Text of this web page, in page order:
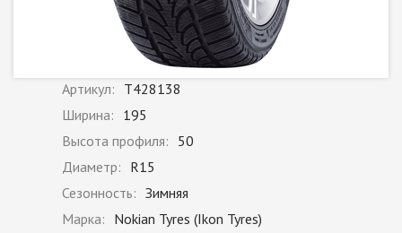
Артикул: T428138
Ширина: 195
Высота профиля: 50
Диаметр: R15
Сезонность: Зимняя
Марка: Nokian Tyres (Ikon Tyres)